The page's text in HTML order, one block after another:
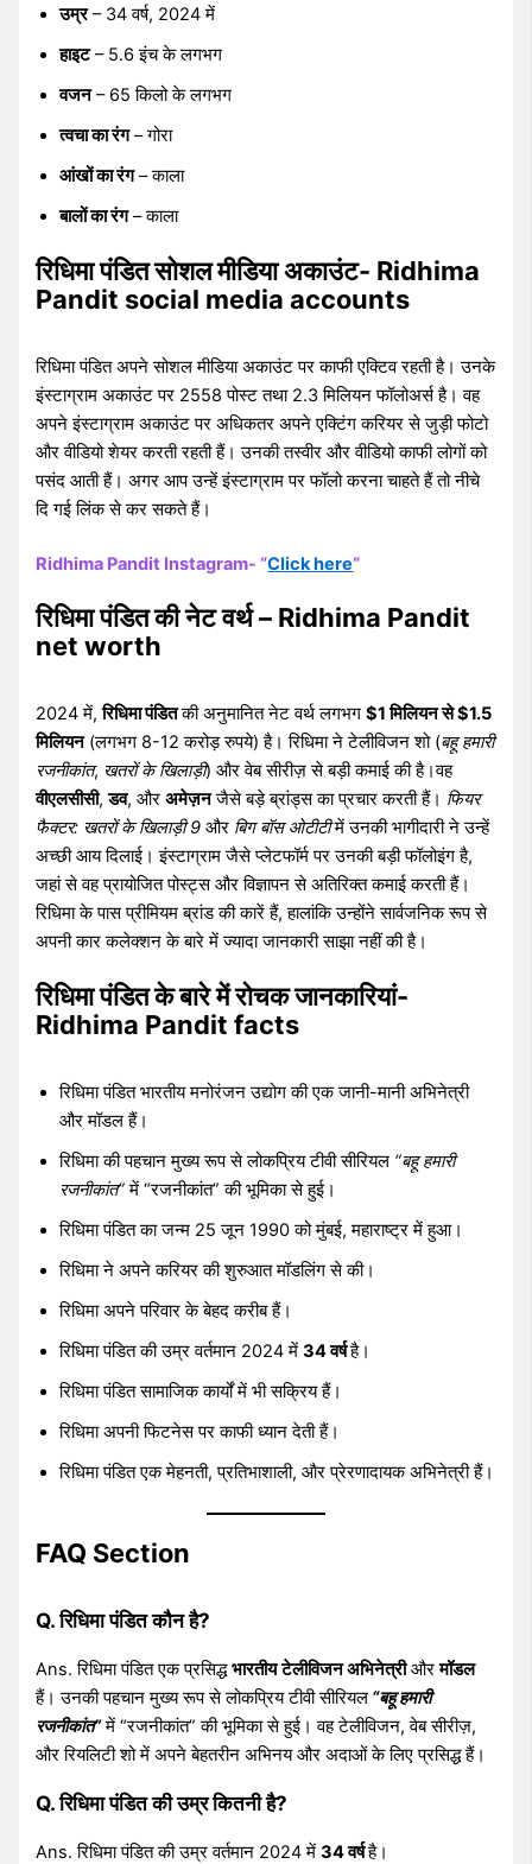
उम्र– 34 वर्ष, 2024 में
हाइट– 5.6 इंच के लगभग
वजन– 65 किलो के लगभग
त्वचा का रंग– गोरा
आंखों का रंग– काला
बालों का रंग– काला
रिधिमा पंडित सोशल मीडिया अकाउंट- Ridhima
Pandit social media accounts
रिधिमा पंडित अपने सोशल मीडिया अकाउंट पर काफी एक्टिव रहती है। उनके
इंस्टाग्राम अकाउंट पर 2558 पोस्ट तथा 2.3 मिलियन फॉलोअर्स है। वह
अपने इंस्टाग्राम अकाउंट पर अधिकतर अपने एक्टिंग करियर से जुड़ी फोटो
और वीडियो शेयर करती रहती हैं। उनकी तस्वीर और वीडियो काफी लोगों को
पसंद आती हैं। अगर आप उन्हें इंस्टाग्राम पर फॉलो करना चाहते हैं तो नीचे
दि गई लिंक से कर सकते हैं।
Ridhima Pandit Instagram- “Click here“
रिधिमा पंडित की नेट वर्थ – Ridhima Pandit
net worth
2024 में,रिधिमा पंडितकी अनुमानित नेट वर्थ लगभग$1 मिलियन से $1.5
मिलियन(लगभग 8-12 करोड़ रुपये) है। रिधिमा ने टेलीविजन शो (बहू हमारी
रजनीकांत, खतरों के खिलाड़ी) और वेब सीरीज़ से बड़ी कमाई की है।वह
वीएलसीसी,डव, औरअमेज़नजैसे बड़े ब्रांड्स का प्रचार करती हैं। फियर
फैक्टर: खतरों के खिलाड़ी 9 और बिग बॉस ओटीटीमें उनकी भागीदारी ने उन्हें
अच्छी आय दिलाई। इंस्टाग्राम जैसे प्लेटफॉर्म पर उनकी बड़ी फॉलोइंग है,
जहां से वह प्रायोजित पोस्ट्स और विज्ञापन से अतिरिक्त कमाई करती हैं।
रिधिमा के पास प्रीमियम ब्रांड की कारें हैं, हालांकि उन्होंने सार्वजनिक रूप से
अपनी कार कलेक्शन के बारे में ज्यादा जानकारी साझा नहीं की है।
रिधिमा पंडित के बारे में रोचक जानकारियां-
Ridhima Pandit facts
रिधिमा पंडित भारतीय मनोरंजन उद्योग की एक जानी-मानी अभिनेत्री
और मॉडल हैं।
रिधिमा की पहचान मुख्य रूप से लोकप्रिय टीवी सीरियल “बहू हमारी
रजनीकांत”में “रजनीकांत” की भूमिका से हुई।
रिधिमा पंडित का जन्म 25 जून 1990 को मुंबई, महाराष्ट्र में हुआ।
रिधिमा ने अपने करियर की शुरुआत मॉडलिंग से की।
रिधिमा अपने परिवार के बेहद करीब हैं।
रिधिमा पंडित की उम्र वर्तमान 2024 में34 वर्षहै।
रिधिमा पंडित सामाजिक कार्यों में भी सक्रिय हैं।
रिधिमा अपनी फिटनेस पर काफी ध्यान देती हैं।
रिधिमा पंडित एक मेहनती, प्रतिभाशाली, और प्रेरणादायक अभिनेत्री हैं।
FAQ Section
Q. रिधिमा पंडित कौन है?
Ans. रिधिमा पंडित एक प्रसिद्धभारतीय टेलीविजन अभिनेत्रीऔरमॉडल
हैं। उनकी पहचान मुख्य रूप से लोकप्रिय टीवी सीरियल “बहू हमारी
रजनीकांत”में “रजनीकांत” की भूमिका से हुई। वह टेलीविजन, वेब सीरीज़,
और रियलिटी शो में अपने बेहतरीन अभिनय और अदाओं के लिए प्रसिद्ध हैं।
Q. रिधिमा पंडित की उम्र कितनी है?
Ans. रिधिमा पंडित की उम्र वर्तमान 2024 में34 वर्षहै।